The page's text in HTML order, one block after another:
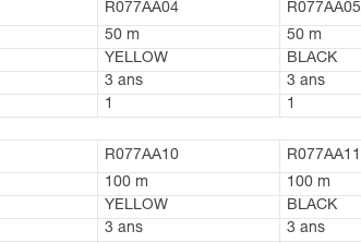
R077AA04 R077AA05
50 m 50 m
YELLOW BLACK
3 ans 3 ans
1 1
R077AA10 R077AA11
100 m 100 m
YELLOW BLACK
3 ans 3 ans